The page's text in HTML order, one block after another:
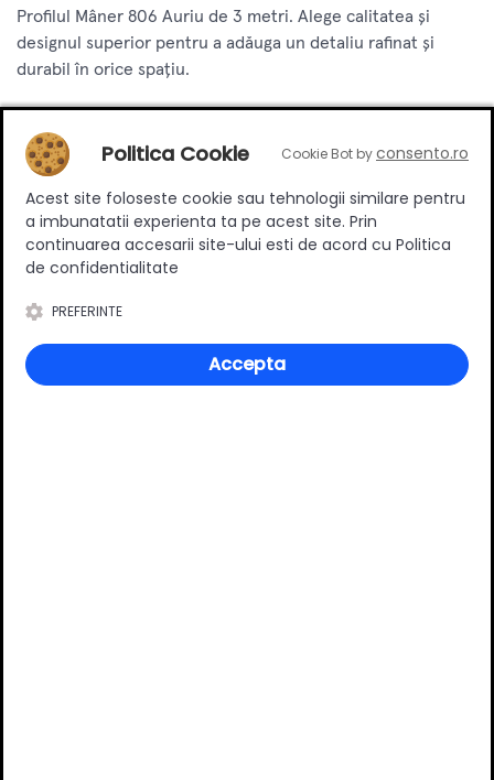
Profilul Mâner 806 Auriu de 3 metri. Alege calitatea și
designul superior pentru a adăuga un detaliu rafinat și
durabil în orice spațiu.
Specificatii
Material
Aluminiu
Culoare
Lungime
Politica Cookie Cookie Bot byconsento.ro
Acest site foloseste cookie sau tehnologii similare pentru
a imbunatatii experienta ta pe acest site. Prin
continuarea accesarii site-ului esti de acord cu Politica
de confidentialitate
PREFERINTE
Accepta